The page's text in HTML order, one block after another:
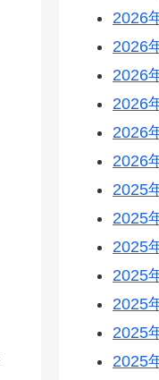
2026
2026
2026
2026
2026
2026
2025
2025
2025
2025
2025
2025
2025